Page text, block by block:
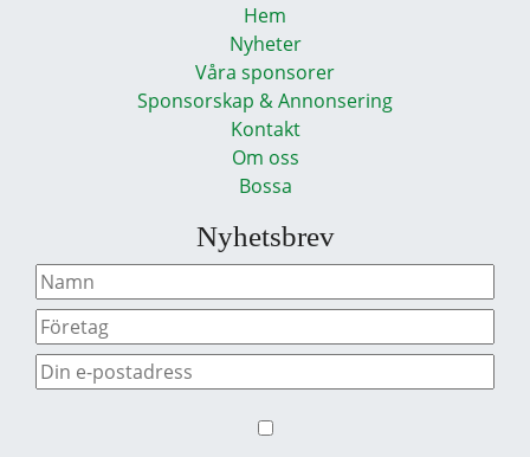
Hem
Nyheter
Våra sponsorer
Sponsorskap & Annonsering
Kontakt
Om oss
Bossa
Nyhetsbrev